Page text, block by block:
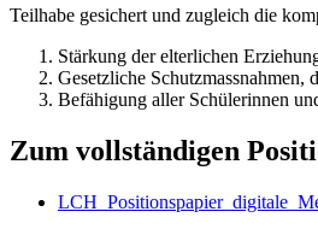
Teilhabe gesichert und zugleich die
Stärkung der elterlichen
Gesetzliche
Befähigung aller Schülerinnen
Zum vollständigen